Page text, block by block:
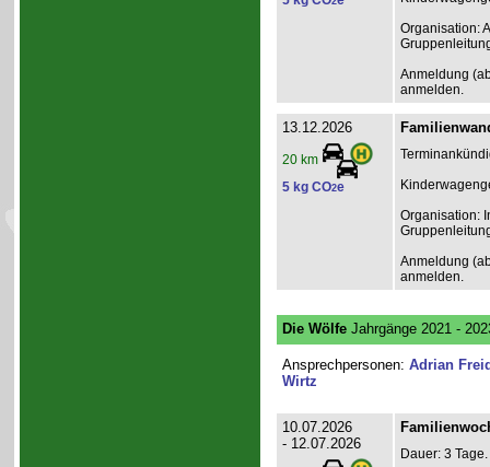
Organisation:
Anmeldung
anmelden.
13.12.2026
20 km
5 kg CO2e
Organisation:
Anmeldung
anmelden.
Die WölfeJahrgänge 2021 -
Ansprechpersonen: Adrian
Wirtz
10.07.2026
- 12.07.2026
Dauer: 3 Tage.